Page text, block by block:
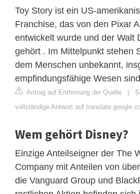
Toy Story ist ein US-
Franchise, das von den Pixar
entwickelt wurde und der Walt
gehört . Im Mittelpunkt stehen
dem Menschen unbekannt,
empfindungsfähige Wesen
Antrag auf Entfernung der Quelle |
vollständige Antwort auf
Wem gehört Disney?
Einzige Anteilseigner der The
Company mit Anteilen von
die Vanguard Group und